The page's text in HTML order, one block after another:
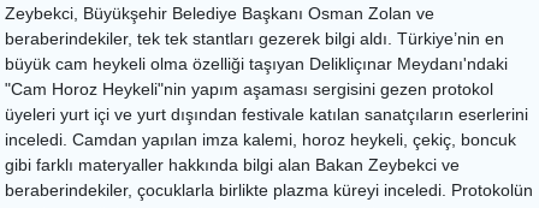
Zeybekci, Büyükşehir Belediye Başkanı Osman Zolan ve
beraberindekiler, tek tek stantları gezerek bilgi aldı. Türkiye’nin en
büyük cam heykeli olma özelliği taşıyan Delikliçınar Meydanı'ndaki
"Cam Horoz Heykeli"nin yapım aşaması sergisini gezen protokol
üyeleri yurt içi ve yurt dışından festivale katılan sanatçıların eserlerini
inceledi. Camdan yapılan imza kalemi, horoz heykeli, çekiç, boncuk
gibi farklı materyaller hakkında bilgi alan Bakan Zeybekci ve
beraberindekiler, çocuklarla birlikte plazma küreyi inceledi. Protokolün